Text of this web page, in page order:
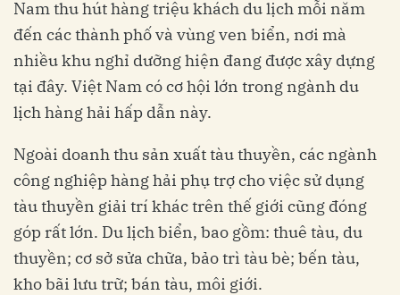
Nam thu hút hàng triệu khách du lịch mỗi năm
đến các thành phố và vùng ven biển, nơi mà
nhiều khu nghỉ dưỡng hiện đang được xây dựng
tại đây. Việt Nam có cơ hội lớn trong ngành du
lịch hàng hải hấp dẫn này.
Ngoài doanh thu sản xuất tàu thuyền, các ngành
công nghiệp hàng hải phụ trợ cho việc sử dụng
tàu thuyền giải trí khác trên thế giới cũng đóng
góp rất lớn. Du lịch biển, bao gồm: thuê tàu, du
thuyền; cơ sở sửa chữa, bảo trì tàu bè; bến tàu,
kho bãi lưu trữ; bán tàu, môi giới.